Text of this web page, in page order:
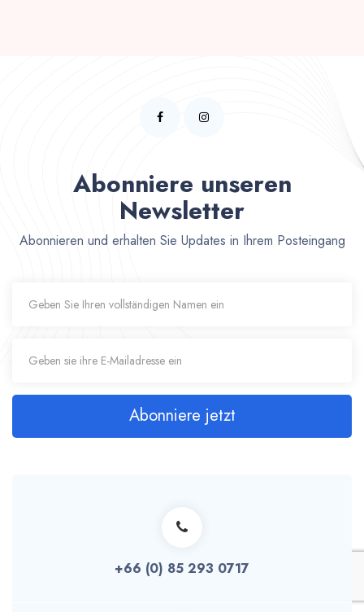
Abonniere unseren
Newsletter
Abonnieren und erhalten Sie Updates in Ihrem Posteingang
Abonniere jetzt
+66 (0) 85 293 0717